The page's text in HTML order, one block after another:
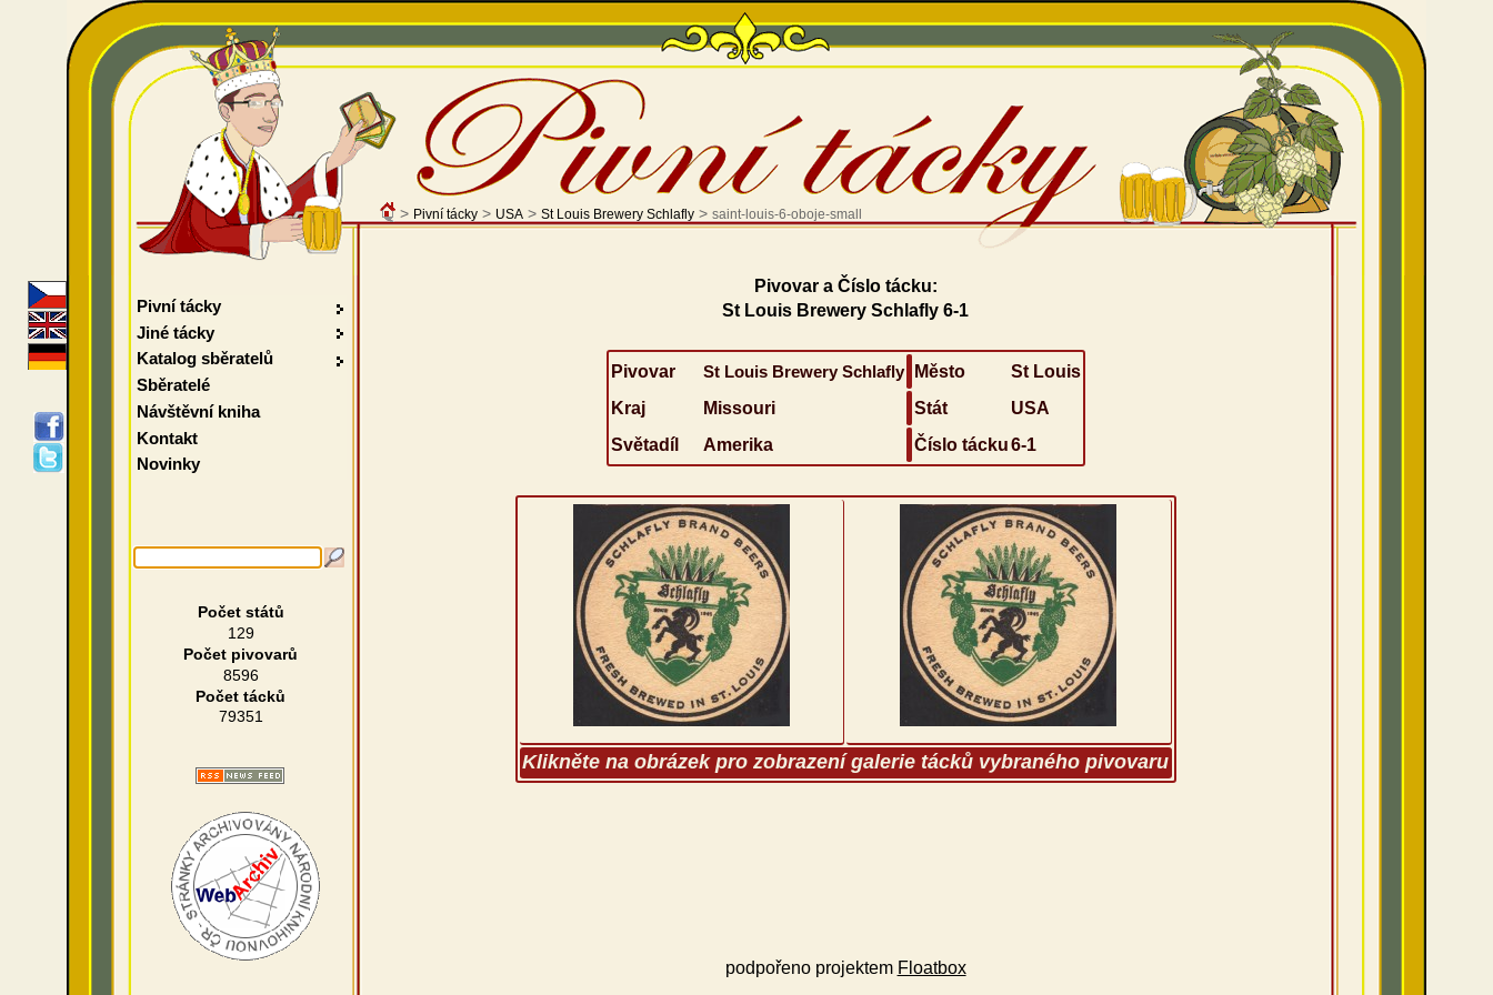
> Pivní tácky> USA> St Louis Brewery Schlafly> saint-louis-6-oboje-small
Pivovar a Číslo tácku:
St Louis Brewery Schlafly 6-1
Pivovar St Louis Brewery Schlafly Město
St Louis
Kraj
Missouri Stát
USA
Světadíl
Amerika Číslo tácku6-1
Klikněte na obrázek pro zobrazení galerie tácků vybraného pivovaru
podpořeno projektem Floatbox
Pivní tácky
Jiné tácky
Katalog sběratelů
Sběratelé
Návštěvní kniha
Kontakt
Novinky
Počet států
129
Počet pivovarů
8596
Počet tácků
79351